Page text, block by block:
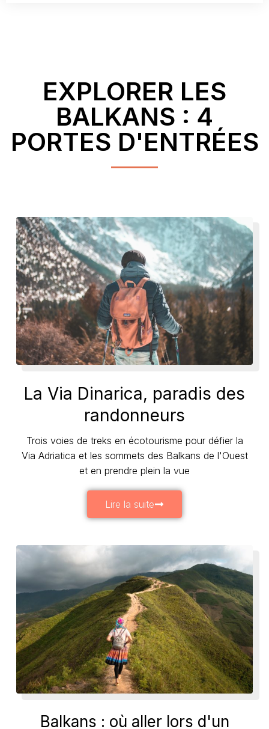
EXPLORER LES
BALKANS : 4
PORTES D'ENTRÉES
La Via Dinarica, paradis des
randonneurs
Trois voies de treks en écotourisme pour défier la
Via Adriatica et les sommets des Balkans de l'Ouest
et en prendre plein la vue
Lire la suite
Balkans : où aller lors d'un